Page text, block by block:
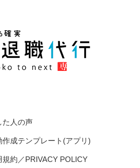
た人の声
成テンプレート(アプリ)
約／PRIVACY POLICY